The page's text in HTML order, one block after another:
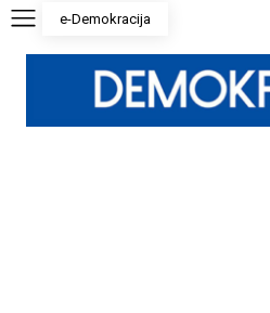
e-Demokracija